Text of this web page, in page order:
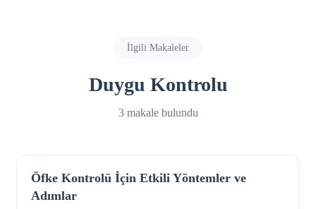
İlgili Makaleler
Duygu Kontrolu
3 makale bulundu
Öfke Kontrolü İçin Etkili Yöntemler ve
Adımlar